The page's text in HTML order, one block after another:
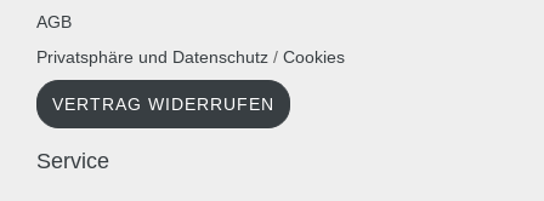
AGB
Privatsphäre und Datenschutz / Cookies
VERTRAG WIDERRUFEN
Service